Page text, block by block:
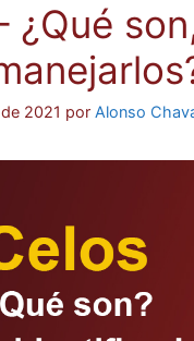
¿Qué
2021 por Alonso